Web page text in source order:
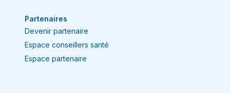
Partenaires
Devenir partenaire
Espace conseillers santé
Espace partenaire